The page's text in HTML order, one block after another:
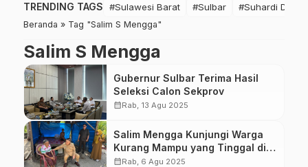
TRENDING TAGS #Sulawesi Barat #Sulbar #Suhardi Duka
Beranda » Tag "Salim S Mengga"
Salim S Mengga
Gubernur Sulbar Terima Hasil
Seleksi Calon Sekprov
calendar_monthRab, 13 Agu 2025
Salim Mengga Kunjungi Warga
Kurang Mampu yang Tinggal di
Gubuk Tak Layak Huni
calendar_monthRab, 6 Agu 2025